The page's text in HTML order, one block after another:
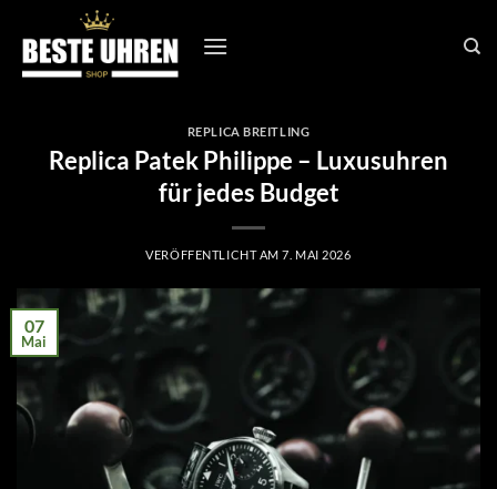
Inhalt
springen
REPLICA BREITLING
Replica Patek Philippe – Luxusuhren
für jedes Budget
VERÖFFENTLICHT AM7. MAI 2026
07
Mai